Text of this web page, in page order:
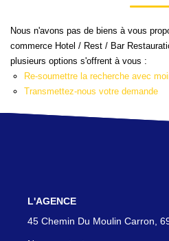
Administrateur
Syndic De
NOTRE
Nous n'avons pas de biens à vous
commerce Hotel / Rest / Bar
plusieurs options s'offrent à vous :
Re-soumettre la recherche avec
Transmettez-nous votre demande
L'AGENCE
45 Chemin Du Moulin Carron,